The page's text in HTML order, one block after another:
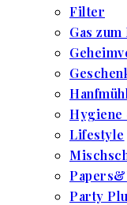
Filter
Gas
Lifestyle
Party